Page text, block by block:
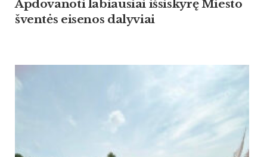
Apdovanoti labiausiai išsiskyrę Miesto
šventės eisenos dalyviai